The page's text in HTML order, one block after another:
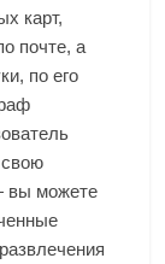
карт,
почте, а
по его
свою
вы можете